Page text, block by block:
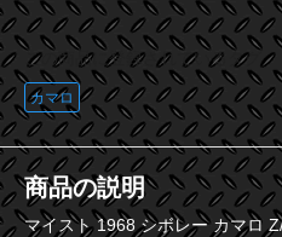
この商品に登録されているタグ
カマロ
商品の説明
マイスト 1968 シボレー カマロ